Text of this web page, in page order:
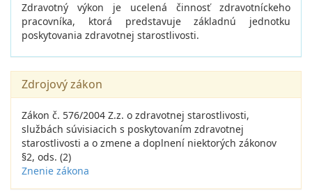
Zdravotný výkon je ucelená činnosť zdravotníckeho
pracovníka, ktorá predstavuje základnú jednotku
poskytovania zdravotnej starostlivosti.
Zdrojový zákon
Zákon č. 576/2004 Z.z. o zdravotnej starostlivosti,
službách súvisiacich s poskytovaním zdravotnej
starostlivosti a o zmene a doplnení niektorých zákonov
§2, ods. (2)
Znenie zákona